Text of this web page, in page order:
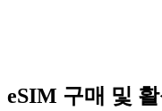
eSIM 구매 및